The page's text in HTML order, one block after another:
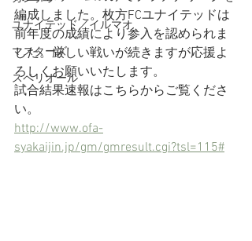
ユナイテッド／イルマオ
マスターズ
スペリオール
編成しました。枚方FCユナイテッドは
前年度の成績により参入を認められま
した。厳しい戦いが続きますが応援よ
ろしくお願いいたします。
試合結果速報はこちらからご覧くださ
い。
http://www.ofa-
syakaijin.jp/gm/gmresult.cgi?tsl=115#